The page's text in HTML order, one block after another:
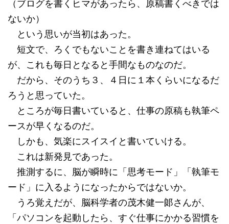
（ブログを書くヒマがあったら、原稿書くべきでは
ないか）
という思いが当初はあった。
短文で、ろくでもないことを書き連ねてはいる
が、これも毎日となると手間なものなのだ。
だから、そのうち３、４日に１本くらいになるだ
ろうと思っていた。
ところが毎日書いていると、仕事の原稿も執筆ペ
ースが早くなるのだ。
しかも、気楽にスイスイと書いていける。
これは新発見であった。
推測するに、脳が瞬時に「思考モード」「執筆モ
ード」に入るようになったからではないか。
うろ覚えだが、脳科学者の茂木健一郞さんが、
「パソコンを起動したら、すぐ仕事にかかる習慣を